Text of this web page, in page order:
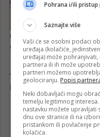
Pohrana i/ili pristup
Saznajte više
Vaši će se osobni podaci
uređaja (kolačiće,
uređaja) može
partnera ili ih može
partneri možemo
geolociranju. Popis
Neki dobavljači mogu
temelju legitimnog
nastavku možete upravljati
dnu ove stranice ili na
pristankom ili povlačenje
kolačića.